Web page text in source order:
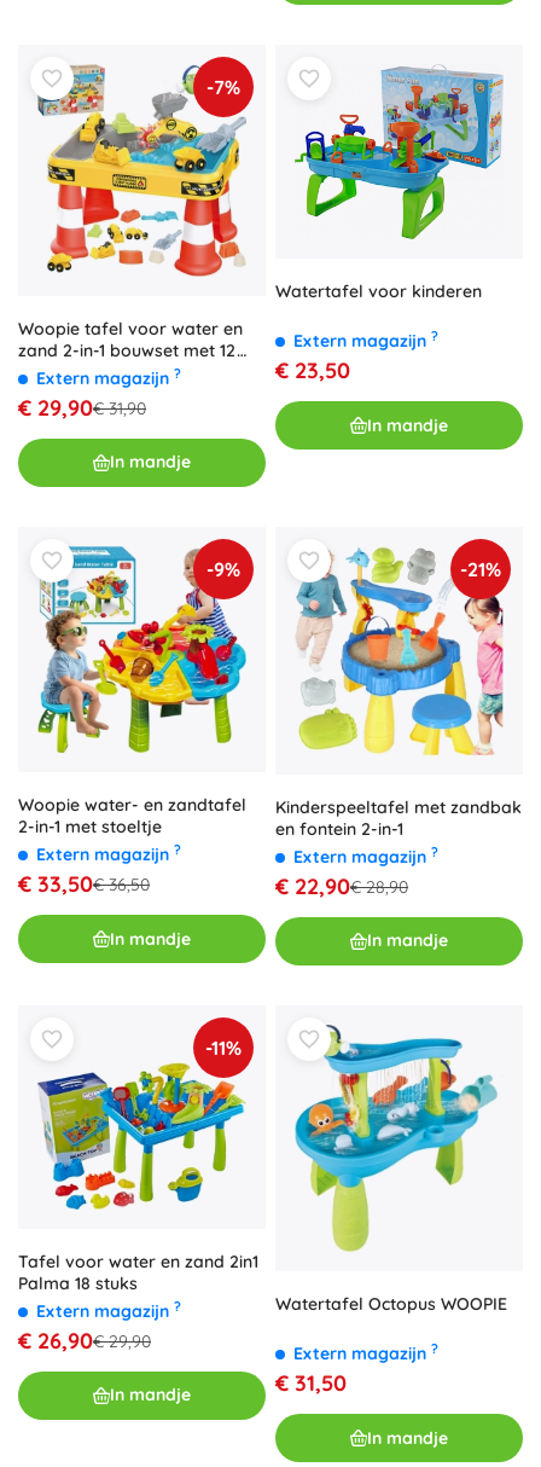
-7%
Woopie tafel voor water en
zand 2-in-1 bouwset met 12
onderdelen en 4 autootjes
Extern magazijn ?
€ 29,90€ 31,90
In mandje
Watertafel voor kinderen
Extern magazijn ?
€ 23,50
In mandje
-9%
Woopie water- en zandtafel
2-in-1 met stoeltje
Extern magazijn ?
€ 33,50€ 36,50
In mandje
-21%
Kinderspeeltafel met zandbak
en fontein 2-in-1
Extern magazijn ?
€ 22,90€ 28,90
In mandje
-11%
Tafel voor water en zand 2in1
Palma 18 stuks
Extern magazijn ?
€ 26,90€ 29,90
In mandje
Watertafel Octopus WOOPIE
Extern magazijn ?
€ 31,50
In mandje